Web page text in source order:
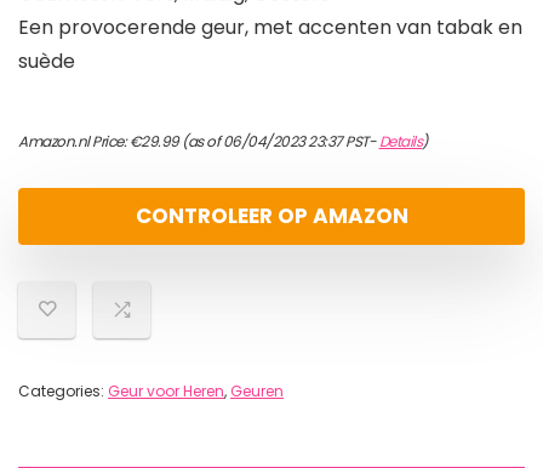
Een provocerende geur, met accenten van tabak en
suède
Amazon.nl Price:€29.99(as of 06/04/2023 23:37 PST-Details)
CONTROLEER OP AMAZON
Categories: Geur voor Heren, Geuren